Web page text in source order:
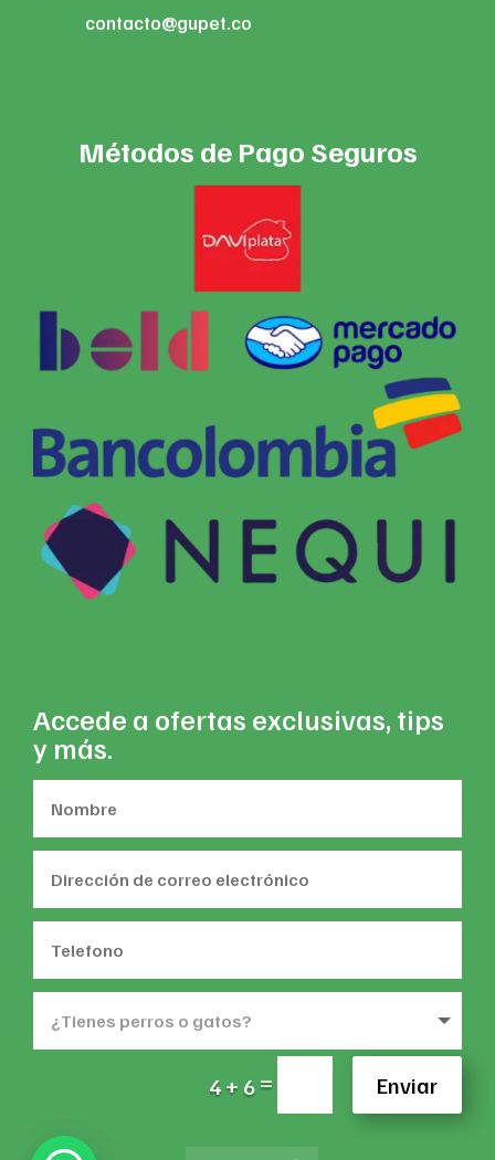
contacto@gupet.co
Métodos de Pago Seguros
Accede a ofertas exclusivas, tips
y más.
4 + 6= Enviar